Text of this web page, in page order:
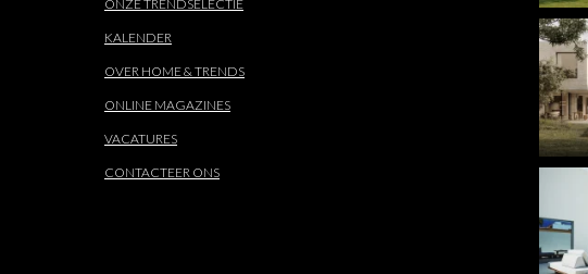
ONZE TRENDSELECTIE
KALENDER
OVER HOME & TRENDS
ONLINE MAGAZINES
VACATURES
CONTACTEER ONS